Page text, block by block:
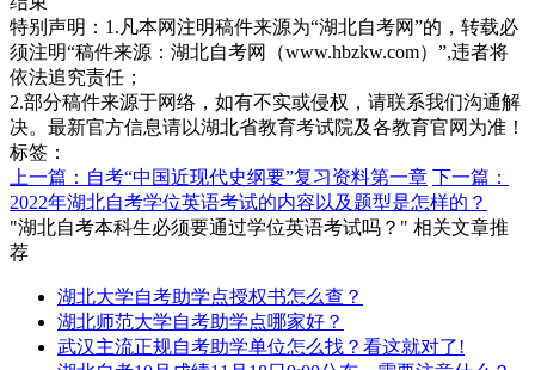
特别声明：1.凡本网注明稿件来源为“湖北自考网”的，转载必
须注明“稿件来源：湖北自考网（www.hbzkw.com）”,违者将
依法追究责任；
2.部分稿件来源于网络，如有不实或侵权，请联系我们沟通解
决。最新官方信息请以湖北省教育考试院及各教育官网为准！
标签：
上一篇：自考“中国近现代史纲要”复习资料第一章 下一篇：
2022年湖北自考学位英语考试的内容以及题型是怎样的？
"湖北自考本科生必须要通过学位英语考试吗？" 相关文章推
荐
湖北大学自考助学点授权书怎么查？
湖北师范大学自考助学点哪家好？
武汉主流正规自考助学单位怎么找？看这就对了!